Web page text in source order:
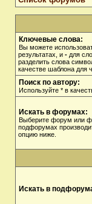
Ключевые слова:
Вы можете
результатах, и - для
разделить слова
качестве шаблона для
Поиск по автору:
Используйте * в
Искать в форумах:
Выберите форум или
подфорумах
опцию ниже.
Искать в